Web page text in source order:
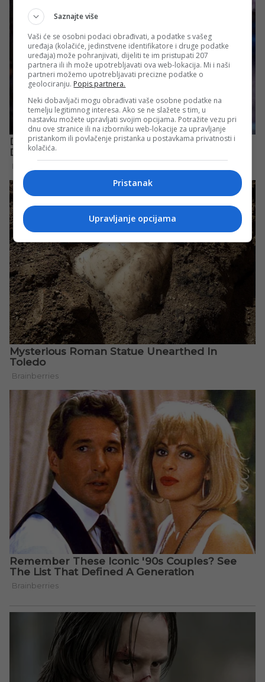
Saznajte više
Vaši će se osobni podaci obrađivati, a podatke s vašeg
uređaja (kolačiće, jedinstvene identifikatore i druge podatke
uređaja) može pohranjivati, dijeliti te im pristupati 207
partnera ili ih može upotrebljavati ova web-lokacija. Mi i naši
partneri možemo upotrebljavati precizne podatke o
geolociranju. Popis partnera.
Neki dobavljači mogu obrađivati vaše osobne podatke na
temelju legitimnog interesa. Ako se ne slažete s tim, u
nastavku možete upravljati svojim opcijama. Potražite vezu pri
dnu ove stranice ili na izborniku web-lokacije za upravljanje
pristankom ili povlačenje pristanka u postavkama privatnosti i
kolačića.
Pristanak
Upravljanje opcijama